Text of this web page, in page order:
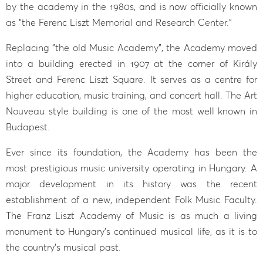
by the academy in the 1980s, and is now officially known
as "the Ferenc Liszt Memorial and Research Center."
Replacing "the old Music Academy", the Academy moved
into a building erected in 1907 at the corner of Király
Street and Ferenc Liszt Square. It serves as a centre for
higher education, music training, and concert hall. The Art
Nouveau style building is one of the most well known in
Budapest.
Ever since its foundation, the Academy has been the
most prestigious music university operating in Hungary. A
major development in its history was the recent
establishment of a new, independent Folk Music Faculty.
The Franz Liszt Academy of Music is as much a living
monument to Hungary's continued musical life, as it is to
the country's musical past.